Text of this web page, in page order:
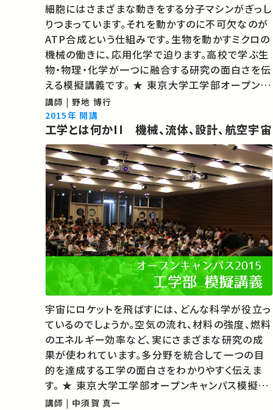
細胞にはさまざまな動きをする分子マシンがぎっし
りつまっています。それを動かすのに不可欠なのが
ATP合成という仕組みです。生物を動かすミクロの
機械の働きに、応用化学で迫ります。高校で学ぶ生
物・物理・化学が一つに融合する研究の面白さを伝
える模擬講義です。 ★ 東京大学工学部オープンキ
ャンパス模擬講義2015 ★ 東京大学「入学・進学を
ご希望の方へ」 ★あなたのシェアが、ほかの誰かの
学び…
講師 | 野地 博行
2015年 開講
工学とは何かII 機械、流体、設計、航空宇宙
宇宙にロケットを飛ばすには、どんな科学が役立っ
ているのでしょうか。空気の流れ、材料の強度、燃料
のエネルギー効率など、実にさまざまな研究の成
果が使われています。多分野を統合して一つの目
的を達成する工学の面白さをわかりやすく伝えま
す。 ★ 東京大学工学部オープンキャンパス模擬講
義2015 ★ 東京大学「入学・進学をご希望の方へ」
講師 | 中須賀 真一